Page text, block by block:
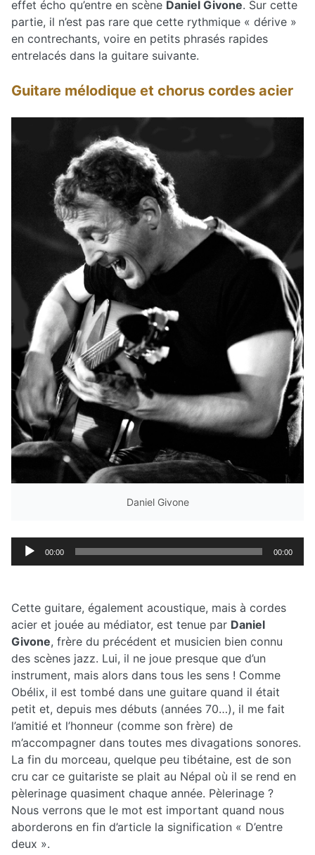
effet écho qu’entre en scène Daniel Givone. Sur cette
partie, il n’est pas rare que cette rythmique « dérive »
en contrechants, voire en petits phrasés rapides
entrelacés dans la guitare suivante.
Guitare mélodique et chorus cordes acier
Daniel Givone
Lecteur
audio
00:00 00:00
Cette guitare, également acoustique, mais à cordes
acier et jouée au médiator, est tenue par Daniel
Givone, frère du précédent et musicien bien connu
des scènes jazz. Lui, il ne joue presque que d’un
instrument, mais alors dans tous les sens ! Comme
Obélix, il est tombé dans une guitare quand il était
petit et, depuis mes débuts (années 70…), il me fait
l’amitié et l’honneur (comme son frère) de
m’accompagner dans toutes mes divagations sonores.
La fin du morceau, quelque peu tibétaine, est de son
cru car ce guitariste se plait au Népal où il se rend en
pèlerinage quasiment chaque année. Pèlerinage ?
Nous verrons que le mot est important quand nous
aborderons en fin d’article la signification « D’entre
deux ».